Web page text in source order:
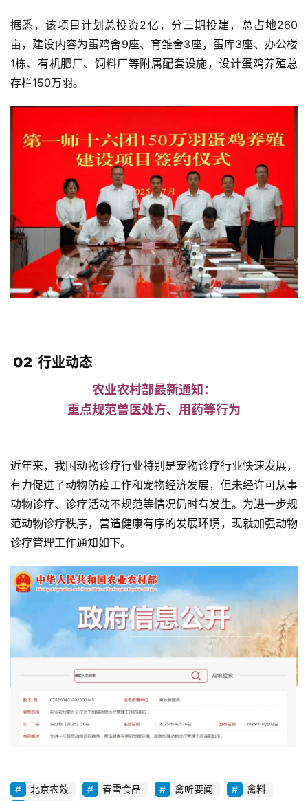
据悉，该项目计划总投资2亿，分三期投建，总占地260
亩，建设内容为蛋鸡舍9座、育雏舍3座，蛋库3座、办公楼
1栋、有机肥厂、饲料厂等附属配套设施，设计蛋鸡养殖总
存栏150万羽。
02 行业动态
农业农村部最新通知：
重点规范兽医处方、用药等行为
近年来，我国动物诊疗行业特别是宠物诊疗行业快速发展，
有力促进了动物防疫工作和宠物经济发展，但未经许可从事
动物诊疗、诊疗活动不规范等情况仍时有发生。为进一步规
范动物诊疗秩序，营造健康有序的发展环境，现就加强动物
诊疗管理工作通知如下。
北京农效 春雪食品 禽听要闻
禽料